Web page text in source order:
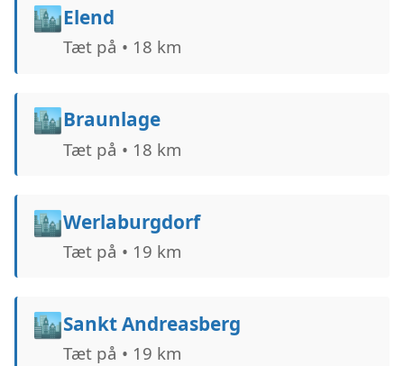
🏙️Elend
Tæt på • 18 km
🏙️Braunlage
Tæt på • 18 km
🏙️Werlaburgdorf
Tæt på • 19 km
🏙️Sankt Andreasberg
Tæt på • 19 km